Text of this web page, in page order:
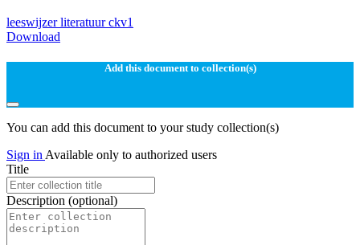
leeswijzer literatuur ckv1
Download
Add this document to collection(s)
You can add this document to your study collection(s)
Sign in Available only to authorized users
Title
Description (optional)